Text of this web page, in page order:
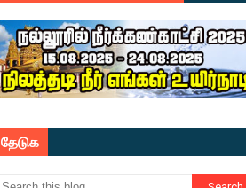
தேடுக